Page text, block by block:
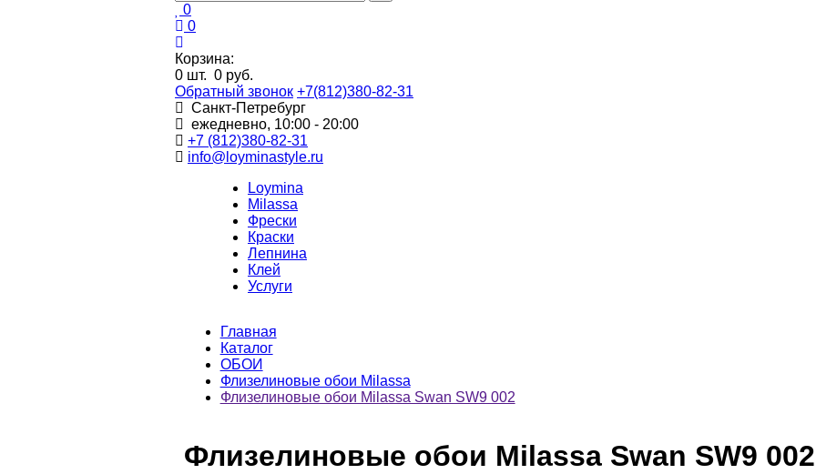
0
0
Корзина:
0 шт. 0 руб.
Обратный звонок +7(812)380-82-31
Санкт-Петребург
ежедневно, 10:00 - 20:00
+7 (812)380-82-31
info@loyminastyle.ru
Loymina
Milassa
Фрески
Краски
Лепнина
Клей
Услуги
Главная
Каталог
ОБОИ
Флизелиновые обои Milassa
Флизелиновые обои Milassa Swan SW9 002
Флизелиновые обои Milassa Swan SW9 002